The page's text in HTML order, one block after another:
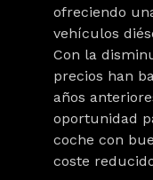
ofreciendo
vehículos
Con la
precios han
años
oportunidad
coche con
coste